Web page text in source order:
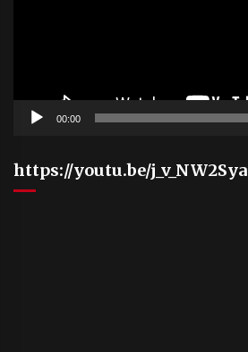
00:00
https://youtu.be/